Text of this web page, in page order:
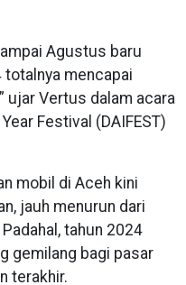
Agustus baru
mencapai
ujar Vertus dalam acara
Festival (DAIFEST)
mobil di Aceh kini
jauh menurun dari
tahun 2024
gemilang bagi pasar
terakhir.